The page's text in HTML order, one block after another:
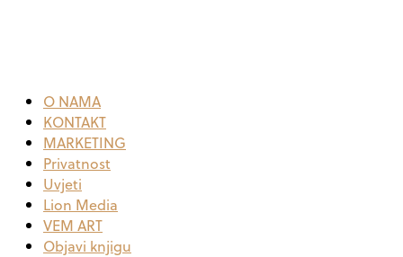
O NAMA
KONTAKT
MARKETING
Privatnost
Uvjeti
Lion Media
VEM ART
Objavi knjigu